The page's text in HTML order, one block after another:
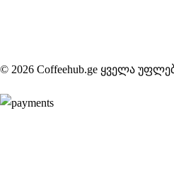
© 2026 Coffeehub.ge ყველა